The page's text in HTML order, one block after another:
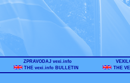
ZPRAVODAJ vexi.info
THE vexi.info BULLETIN
THE